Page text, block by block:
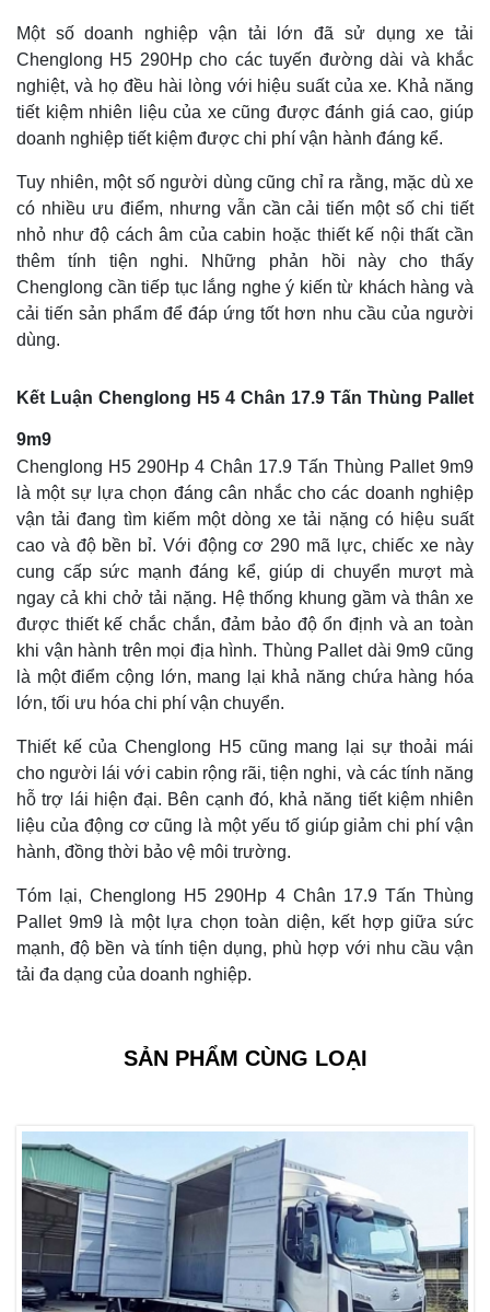
Một số doanh nghiệp vận tải lớn đã sử dụng xe tải
Chenglong H5 290Hp cho các tuyến đường dài và khắc
nghiệt, và họ đều hài lòng với hiệu suất của xe. Khả năng
tiết kiệm nhiên liệu của xe cũng được đánh giá cao, giúp
doanh nghiệp tiết kiệm được chi phí vận hành đáng kể.
Tuy nhiên, một số người dùng cũng chỉ ra rằng, mặc dù xe
có nhiều ưu điểm, nhưng vẫn cần cải tiến một số chi tiết
nhỏ như độ cách âm của cabin hoặc thiết kế nội thất cần
thêm tính tiện nghi. Những phản hồi này cho thấy
Chenglong cần tiếp tục lắng nghe ý kiến từ khách hàng và
cải tiến sản phẩm để đáp ứng tốt hơn nhu cầu của người
dùng.
Kết Luận Chenglong H5 4 Chân 17.9 Tấn Thùng Pallet
9m9
Chenglong H5 290Hp 4 Chân 17.9 Tấn Thùng Pallet 9m9
là một sự lựa chọn đáng cân nhắc cho các doanh nghiệp
vận tải đang tìm kiếm một dòng xe tải nặng có hiệu suất
cao và độ bền bỉ. Với động cơ 290 mã lực, chiếc xe này
cung cấp sức mạnh đáng kể, giúp di chuyển mượt mà
ngay cả khi chở tải nặng. Hệ thống khung gầm và thân xe
được thiết kế chắc chắn, đảm bảo độ ổn định và an toàn
khi vận hành trên mọi địa hình. Thùng Pallet dài 9m9 cũng
là một điểm cộng lớn, mang lại khả năng chứa hàng hóa
lớn, tối ưu hóa chi phí vận chuyển.
Thiết kế của Chenglong H5 cũng mang lại sự thoải mái
cho người lái với cabin rộng rãi, tiện nghi, và các tính năng
hỗ trợ lái hiện đại. Bên cạnh đó, khả năng tiết kiệm nhiên
liệu của động cơ cũng là một yếu tố giúp giảm chi phí vận
hành, đồng thời bảo vệ môi trường.
Tóm lại, Chenglong H5 290Hp 4 Chân 17.9 Tấn Thùng
Pallet 9m9 là một lựa chọn toàn diện, kết hợp giữa sức
mạnh, độ bền và tính tiện dụng, phù hợp với nhu cầu vận
tải đa dạng của doanh nghiệp.
SẢN PHẨM CÙNG LOẠI